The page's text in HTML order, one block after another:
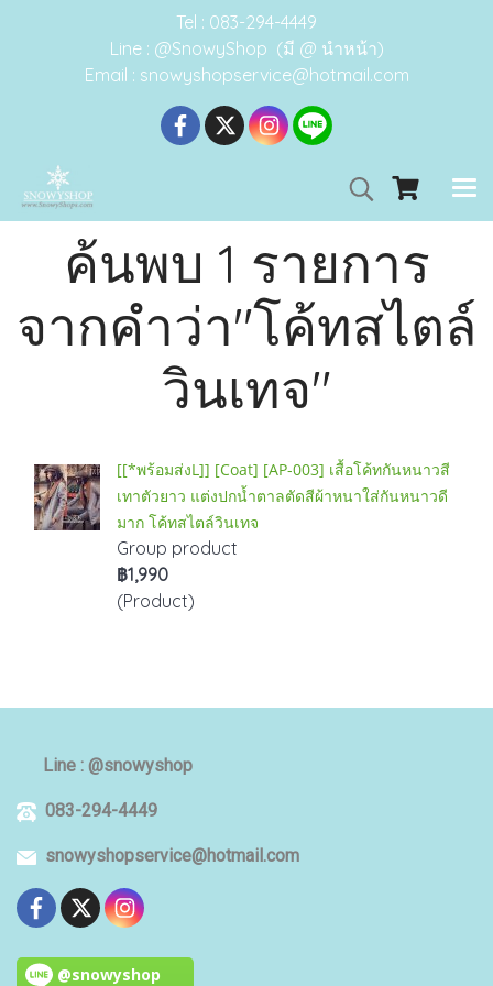
Tel : 083-294-4449
Line : @SnowyShop (มี @ นำหน้า)
Email : snowyshopservice@hotmail.com
ค้นพบ 1 รายการ
จากคำว่า"โค้ทสไตล์
วินเทจ"
[[*พร้อมส่งL]] [Coat] [AP-003] เสื้อโค้ทกันหนาวสี
เทาตัวยาว แต่งปกน้ำตาลตัดสีผ้าหนาใส่กันหนาวดี
มาก โค้ทสไตล์วินเทจ
Group product
฿1,990
(Product)
Line : @snowyshop
083-294-4449
snowyshopservice@hotmail.com
@snowyshop